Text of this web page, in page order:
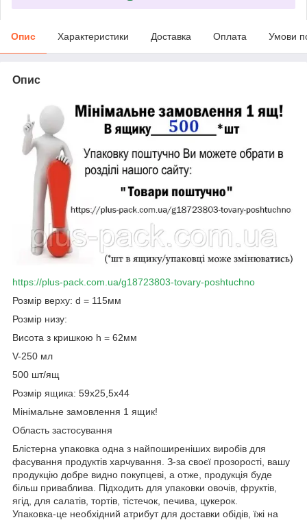
Опис Характеристики Доставка Оплата Умови
Опис
https://plus-pack.com.ua/g18723803-tovary-poshtuchno
Розмір верху: d = 115мм
Розмір низу:
Висота з кришкою h = 62мм
V-250 мл
500 шт/ящ
Розмір ящика: 59х25,5х44
Мінімальне замовлення 1 ящик!
Область застосування
Блістерна упаковка одна з найпоширеніших виробів для
фасування продуктів харчування. З-за своєї прозорості, вашу
продукцію добре видно покупцеві, а отже, продукція буде
більш приваблива. Підходить для упаковки овочів, фруктів,
ягід, для салатів, тортів, тістечок, печива, цукерок.
Упаковка-це необхідний атрибут для доставки обідів, їжі на